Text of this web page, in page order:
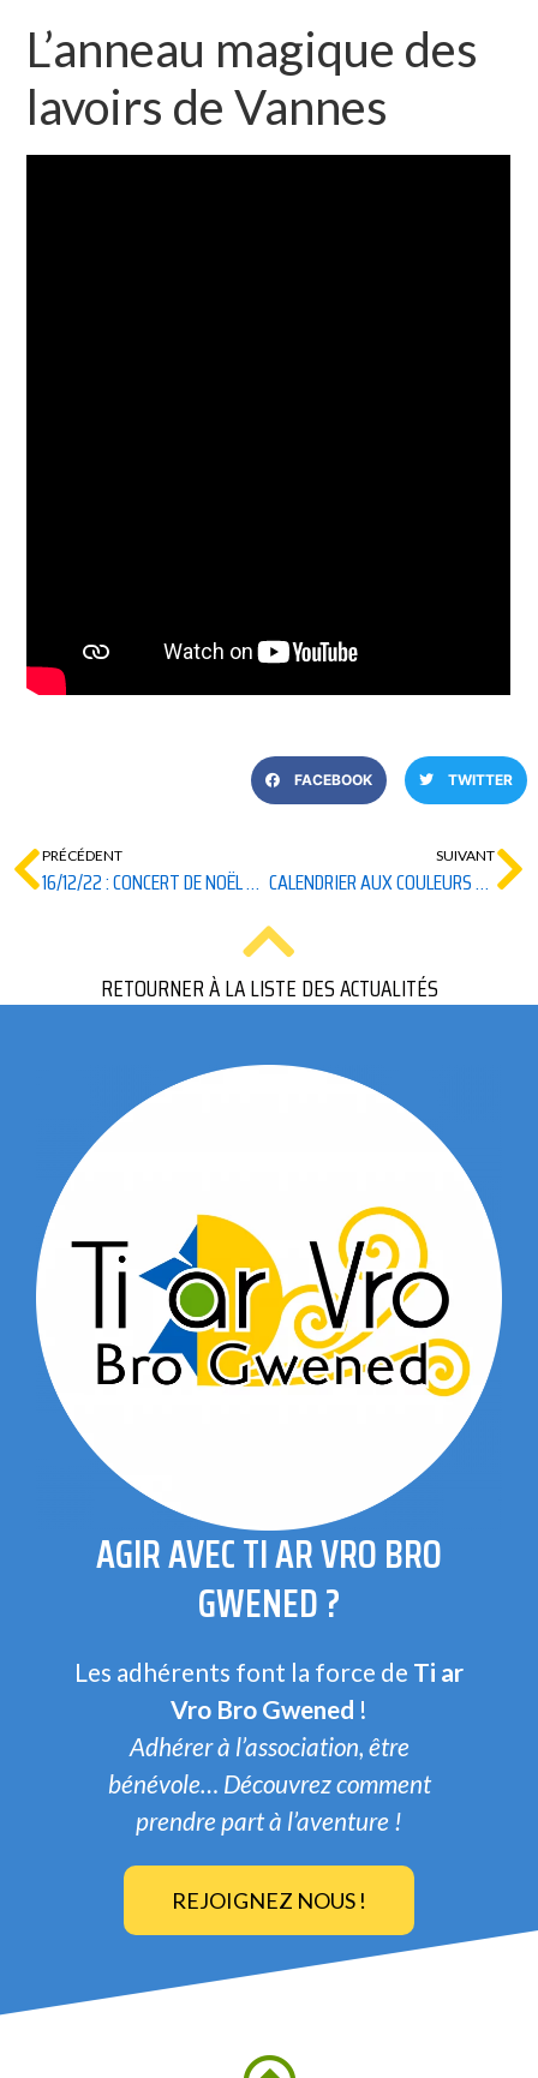
L’anneau magique des
lavoirs de Vannes
FACEBOOK TWITTER
PRÉCÉDENT
16/12/22 : CONCERT DE NOËL À TI AR VRO AVEC CHOEUR AN ALRE
SUIVANT
CALENDRIER AUX COULEURS DE TI AR VRO … À TÉLÉCHARGER
RETOURNER À LA LISTE DES ACTUALITÉS
AGIR AVEC TI AR VRO BRO
GWENED ?
Les adhérents font la force de Ti ar
Vro Bro Gwened !
Adhérer à l’association, être
bénévole… Découvrez comment
prendre part à l’aventure !
REJOIGNEZ NOUS !